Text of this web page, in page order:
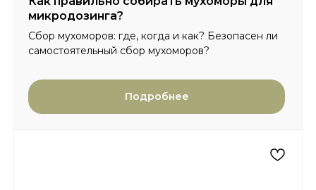
микродозинга?
Сбор мухоморов: где, когда и как? Безопасен ли
самостоятельный сбор мухоморов?
Подробнее